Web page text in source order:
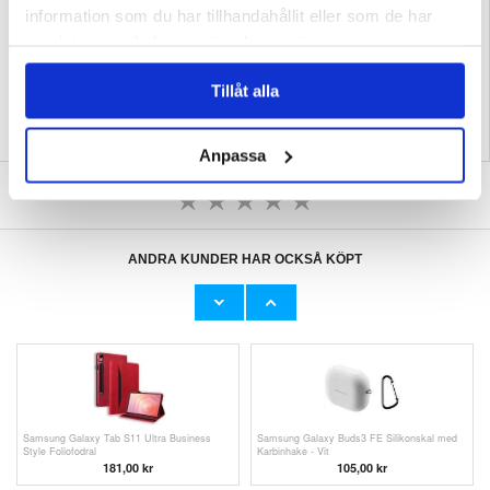
information som du har tillhandahållit eller som de har
Tillåt alla
Anpassa
EAN: 5714122571335
Skal & Tillbehör
SKRIV EN RECENSION
ANDRA KUNDER HAR OCKSÅ KÖPT
iPhone 17 Pro Skärmskydd av härdat glas -
iPhone 14 Hjärtmönster Slim TPU-Skal -
Samsung Galaxy Tab S11 Ultra Business
Style Foliofodral
181,00 kr
Samsung Galaxy Buds3 FE Silikonskal med
Karbinhake - Vit
105,00 kr